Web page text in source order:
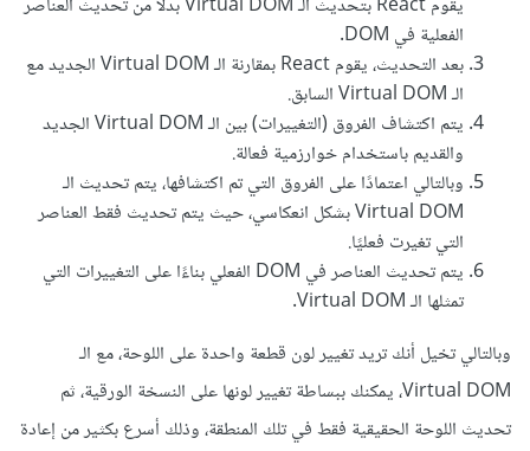
يقوم React بتحديث الـ Virtual DOM بدلاً من تحديث العناصر
الفعلية في DOM.
بعد التحديث، يقوم React بمقارنة الـ Virtual DOM الجديد مع
الـ Virtual DOM السابق.
يتم اكتشاف الفروق (التغييرات) بين الـ Virtual DOM الجديد
والقديم باستخدام خوارزمية فعالة.
وبالتالي اعتمادًا على الفروق التي تم اكتشافها، يتم تحديث الـ
Virtual DOM بشكل انعكاسي، حيث يتم تحديث فقط العناصر
التي تغيرت فعليًا.
يتم تحديث العناصر في DOM الفعلي بناءًا على التغييرات التي
تمثلها الـ Virtual DOM.
وبالتالي تخيل أنك تريد تغيير لون قطعة واحدة على اللوحة، مع الـ
Virtual DOM، يمكنك ببساطة تغيير لونها على النسخة الورقية، ثم
تحديث اللوحة الحقيقية فقط في تلك المنطقة، وذلك أسرع بكثير من إعادة